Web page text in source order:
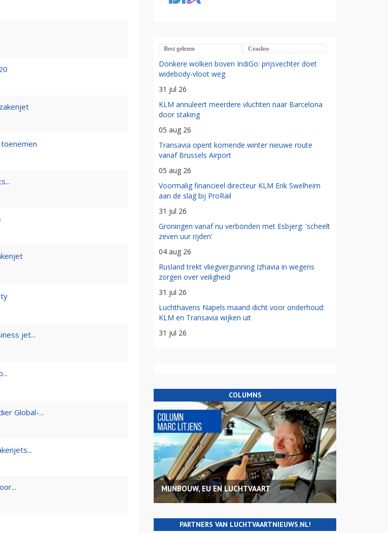
jet...
Global-...
Best gelezen Crashes
Donkere wolken boven IndiGo: prijsvechter doet
widebody-vloot weg
31 jul 26
KLM annuleert meerdere vluchten naar Barcelona
door staking
05 aug 26
Transavia opent komende winter nieuwe route
vanaf Brussels Airport
05 aug 26
Voormalig financieel directeur KLM Erik Swelheim
aan de slag bij ProRail
31 jul 26
Groningen vanaf nu verbonden met Esbjerg: 'scheelt
zeven uur rijden'
04 aug 26
Rusland trekt vliegvergunning Izhavia in wegens
zorgen over veiligheid
31 jul 26
Luchthavens Napels maand dicht voor onderhoud:
KLM en Transavia wijken uit
31 jul 26
COLUMNS
MIJNBOUW, EU EN LUCHTVAART
PARTNERS VAN LUCHTVAARTNIEUWS.NL!